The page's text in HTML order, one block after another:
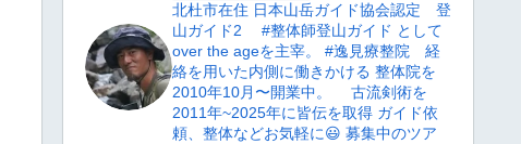
北杜市在住 日本山岳ガイド協会認定 登
山ガイド2
#整体師登山ガイド として
over the ageを主宰。
#逸見療整院 経
絡を用いた内側に働きかける 整体院を
2010年10月〜開業中。
古流剣術を
2011年~2025年に皆伝を取得 ガイド依
頼、整体などお気軽に😃 募集中のツア